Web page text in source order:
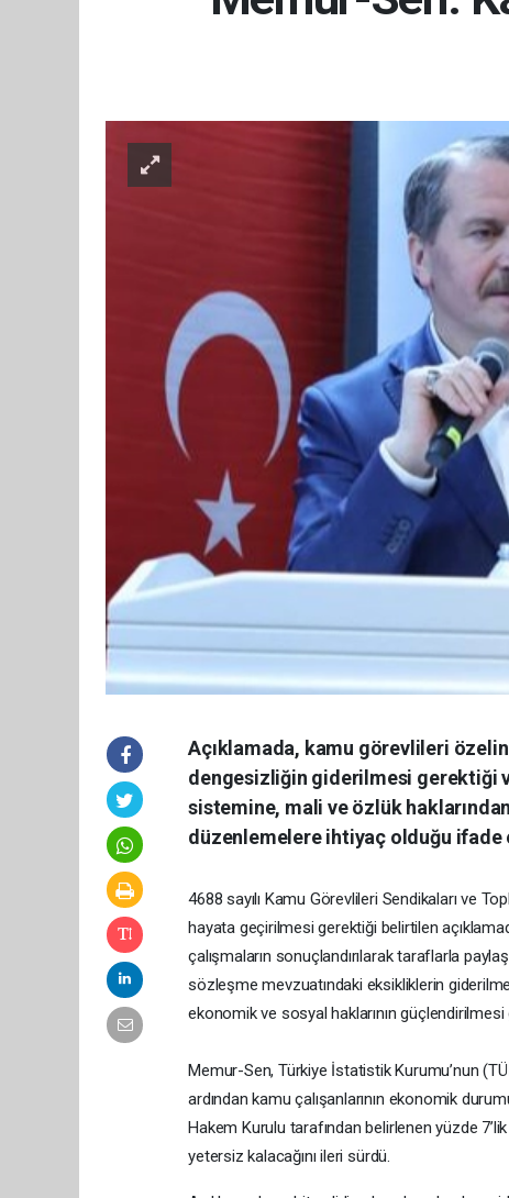
Açıklamada, kamu görevlileri
dengesizliğin giderilmesi gerektiği
sistemine, mali ve özlük
düzenlemelere ihtiyaç olduğu ifade
4688 sayılı Kamu Görevlileri Sendikaları ve
hayata geçirilmesi gerektiği belirtilen
çalışmaların sonuçlandırılarak taraflarla
sözleşme mevzuatındaki eksikliklerin
ekonomik ve sosyal haklarının
Memur-Sen, Türkiye İstatistik Kurumu’nun
ardından kamu çalışanlarının ekonomik
Hakem Kurulu tarafından belirlenen yüzde
yetersiz kalacağını ileri sürdü.